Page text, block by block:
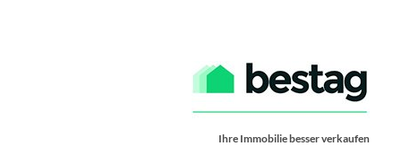
Ihre Immobilie besser verkaufen